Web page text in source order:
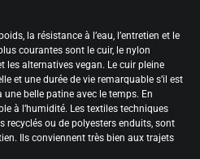
la résistance à l’eau, l’entretien et le
courantes sont le cuir, le nylon
les alternatives vegan. Le cuir pleine
et une durée de vie remarquable s’il est
belle patine avec le temps. En
à l’humidité. Les textiles techniques
recyclés ou de polyesters enduits, sont
Ils conviennent très bien aux trajets